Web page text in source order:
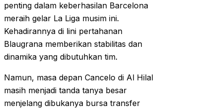
penting dalam keberhasilan Barcelona
meraih gelar La Liga musim ini.
Kehadirannya di lini pertahanan
Blaugrana memberikan stabilitas dan
dinamika yang dibutuhkan tim.
Namun, masa depan Cancelo di Al Hilal
masih menjadi tanda tanya besar
menjelang dibukanya bursa transfer